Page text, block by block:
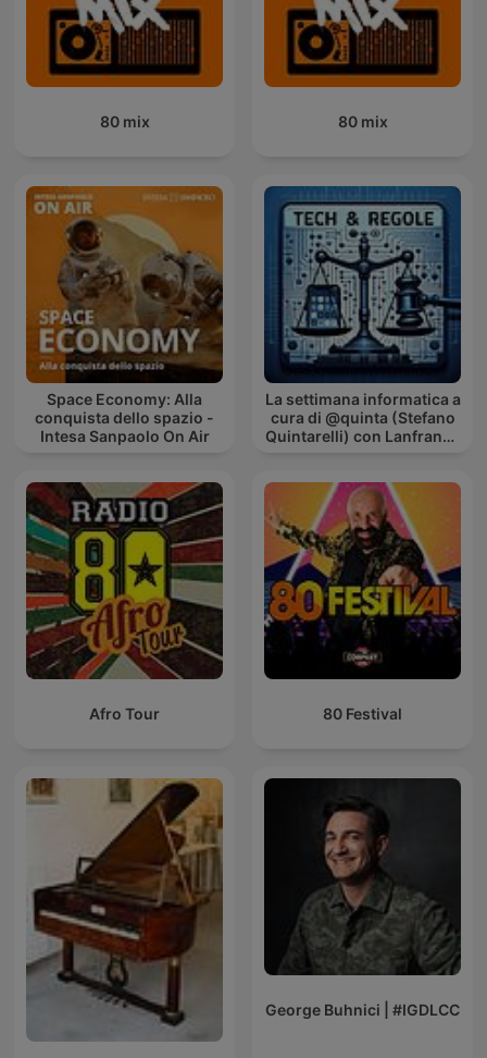
80 mix 80 mix
Space Economy: Alla
conquista dello spazio -
Intesa Sanpaolo On Air
La settimana informatica a
cura di @quinta (Stefano
Quintarelli) con Lanfranco
Afro Tour 80 Festival
George Buhnici | #IGDLCC